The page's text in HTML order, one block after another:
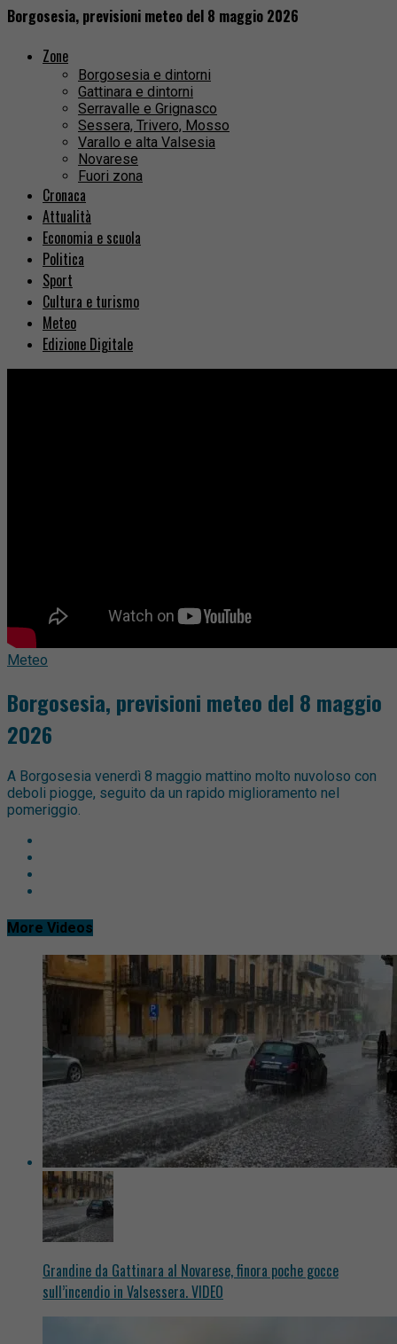
Borgosesia, previsioni meteo del 8 maggio 2026
Zone
Borgosesia e dintorni
Gattinara e dintorni
Serravalle e Grignasco
Sessera, Trivero, Mosso
Varallo e alta Valsesia
Novarese
Fuori zona
Cronaca
Attualità
Economia e scuola
Politica
Sport
Cultura e turismo
Meteo
Edizione Digitale
Meteo
Borgosesia, previsioni meteo del 8 maggio
2026
A Borgosesia venerdì 8 maggio mattino molto nuvoloso con
deboli piogge, seguito da un rapido miglioramento nel
pomeriggio.
More Videos
Grandine da Gattinara al Novarese, finora poche gocce
sull’incendio in Valsessera. VIDEO